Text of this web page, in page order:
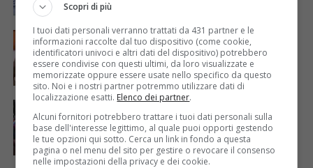
BASKET 8 mesi fa
L’APU, con un ottimo Christon all’esordio,
vince con Napoli
BASKET 9 mesi fa
Due punti importantissimi per l’APU che
vince a Varese
Scopri di più
I tuoi dati personali verranno trattati da 431 partner e le
informazioni raccolte dal tuo dispositivo (come cookie,
identificatori univoci e altri dati del dispositivo) potrebbero
essere condivise con questi ultimi, da loro visualizzate e
memorizzate oppure essere usate nello specifico da questo
sito. Noi e i nostri partner potremmo utilizzare dati di
localizzazione esatti. Elenco dei partner.
Alcuni fornitori potrebbero trattare i tuoi dati personali sulla
base dell'interesse legittimo, al quale puoi opporti gestendo
le tue opzioni qui sotto. Cerca un link in fondo a questa
pagina o nel menu del sito per gestire o revocare il consenso
nelle impostazioni della privacy e dei cookie.